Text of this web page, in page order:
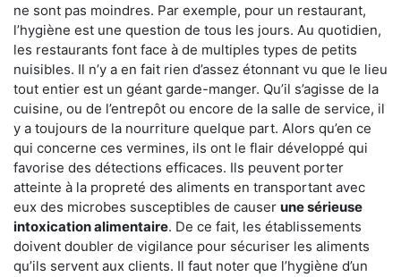
ne sont pas moindres. Par exemple, pour un restaurant,
l’hygiène est une question de tous les jours. Au quotidien,
les restaurants font face à de multiples types de petits
nuisibles. Il n’y a en fait rien d’assez étonnant vu que le lieu
tout entier est un géant garde-manger. Qu’il s’agisse de la
cuisine, ou de l’entrepôt ou encore de la salle de service, il
y a toujours de la nourriture quelque part. Alors qu’en ce
qui concerne ces vermines, ils ont le flair développé qui
favorise des détections efficaces. Ils peuvent porter
atteinte à la propreté des aliments en transportant avec
eux des microbes susceptibles de causer une sérieuse
intoxication alimentaire. De ce fait, les établissements
doivent doubler de vigilance pour sécuriser les aliments
qu’ils servent aux clients. Il faut noter que l’hygiène d’un